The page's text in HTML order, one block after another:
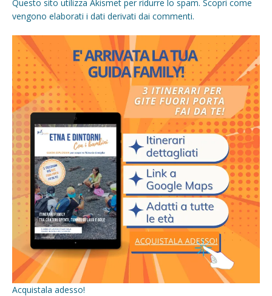
Questo sito utilizza Akismet per ridurre lo spam. Scopri come
vengono elaborati i dati derivati dai commenti.
Acquistala adesso!